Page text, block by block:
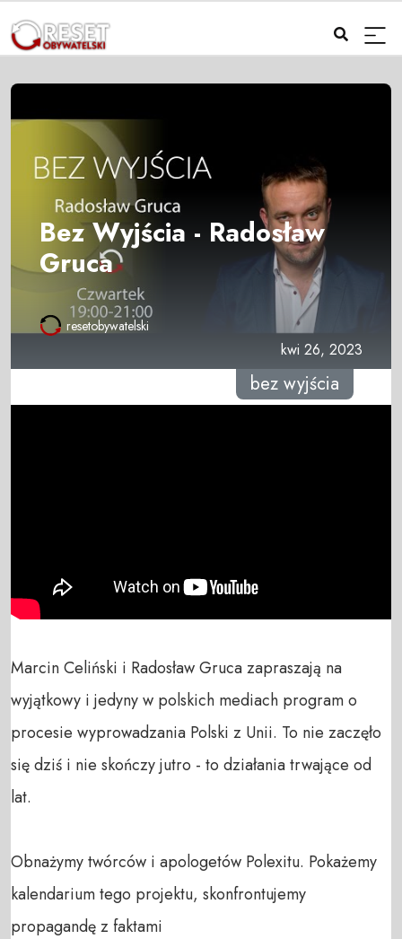
Bez Wyjścia - Radosław
Gruca
resetobywatelski
kwi 26, 2023
bez wyjścia
Marcin Celiński i Radosław Gruca zapraszają na
wyjątkowy i jedyny w polskich mediach program o
procesie wyprowadzania Polski z Unii. To nie zaczęło
się dziś i nie skończy jutro - to działania trwające od
lat.
Obnażymy twórców i apologetów Polexitu. Pokażemy
kalendarium tego projektu, skonfrontujemy
propagandę z faktami